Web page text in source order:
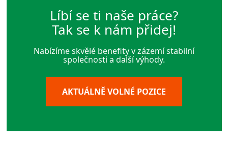
Líbí se ti naše práce?
Tak se k nám přidej!
Nabízíme skvělé benefity v zázemí stabilní
společnosti a další výhody.
AKTUÁLNĚ VOLNÉ POZICE